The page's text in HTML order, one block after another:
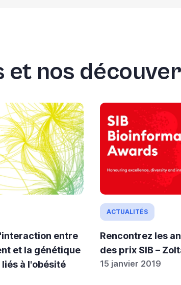
et nos
entre
et la génétique
à l'obésité
ACTUALITÉS
Rencontrez les
des prix SIB –
15 janvier 2019